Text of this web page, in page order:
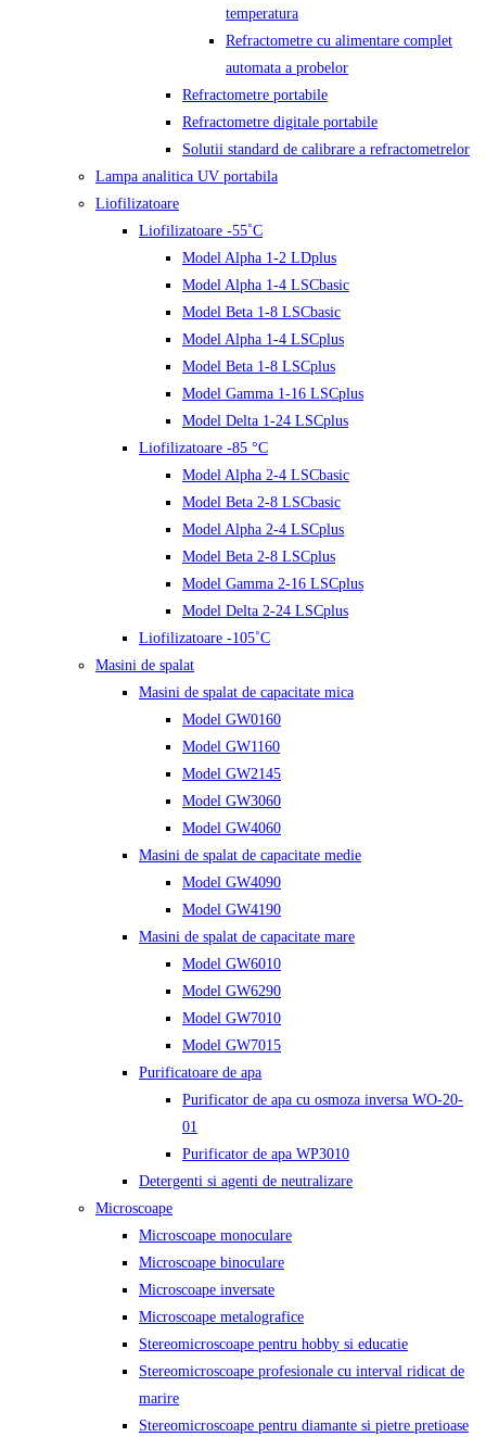
temperatura
Refractometre cu alimentare complet
automata a probelor
Refractometre portabile
Refractometre digitale portabile
Solutii standard de calibrare a refractometrelor
Lampa analitica UV portabila
Liofilizatoare
Liofilizatoare -55˚C
Model Alpha 1-2 LDplus
Model Alpha 1-4 LSCbasic
Model Beta 1-8 LSCbasic
Model Alpha 1-4 LSCplus
Model Beta 1-8 LSCplus
Model Gamma 1-16 LSCplus
Model Delta 1-24 LSCplus
Liofilizatoare -85 °C
Model Alpha 2-4 LSCbasic
Model Beta 2-8 LSCbasic
Model Alpha 2-4 LSCplus
Model Beta 2-8 LSCplus
Model Gamma 2-16 LSCplus
Model Delta 2-24 LSCplus
Liofilizatoare -105˚C
Masini de spalat
Masini de spalat de capacitate mica
Model GW0160
Model GW1160
Model GW2145
Model GW3060
Model GW4060
Masini de spalat de capacitate medie
Model GW4090
Model GW4190
Masini de spalat de capacitate mare
Model GW6010
Model GW6290
Model GW7010
Model GW7015
Purificatoare de apa
Purificator de apa cu osmoza inversa WO-20-
01
Purificator de apa WP3010
Detergenti si agenti de neutralizare
Microscoape
Microscoape monoculare
Microscoape binoculare
Microscoape inversate
Microscoape metalografice
Stereomicroscoape pentru hobby si educatie
Stereomicroscoape profesionale cu interval ridicat de
marire
Stereomicroscoape pentru diamante si pietre pretioase